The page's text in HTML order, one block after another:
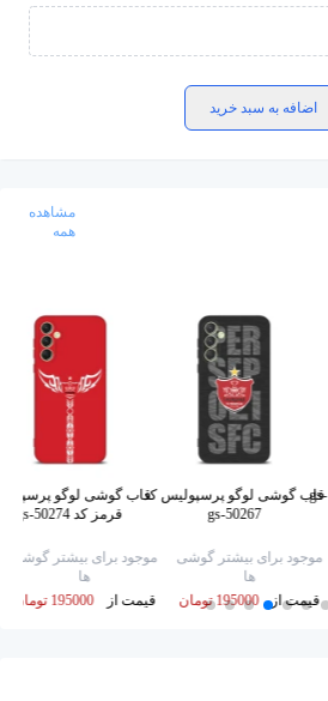
اضافه به سبد خرید
مشاهده
همه
قاب گوشی پرسپولیسی کد gs-
قاب گوشی لوگو پرسپولیس کد
gs-50267
موجود برای بیشتر گوشی
ها
قیمت از
195000 تومان
قاب گوشی لوگو
قرمز کد gs-50274
موجود برای بیشتر گوشی
ها
قیمت از
195000 تومان